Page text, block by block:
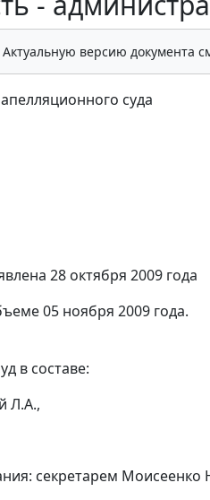
Актуальную версию документа
суда
28 октября 2009 года
05 ноября 2009 года.
в составе:
Л.А.,
секретарем Моисеенко